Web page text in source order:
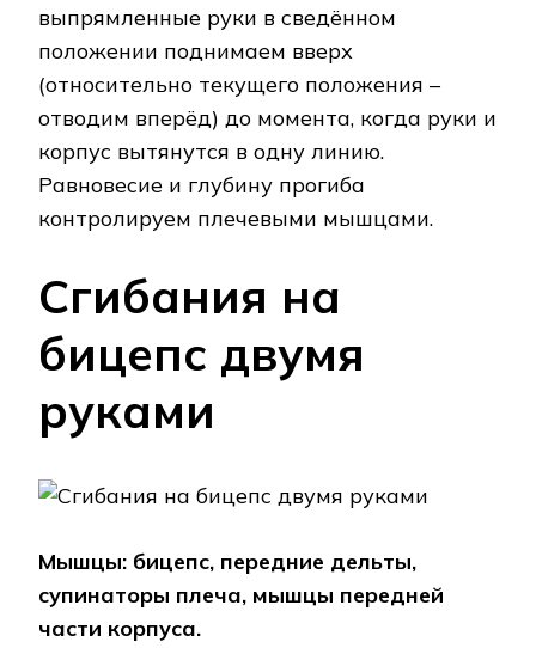
выпрямленные руки в сведённом
положении поднимаем вверх
(относительно текущего положения –
отводим вперёд) до момента, когда руки и
корпус вытянутся в одну линию.
Равновесие и глубину прогиба
контролируем плечевыми мышцами.
Сгибания на
бицепс двумя
руками
Мышцы: бицепс, передние дельты,
супинаторы плеча, мышцы передней
части корпуса.